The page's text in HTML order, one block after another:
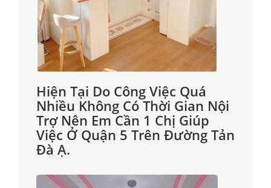
Hiện Tại Do Công Việc Quá
Nhiều Không Có Thời Gian Nội
Trợ Nên Em Cần 1 Chị Giúp
Việc Ở Quận 5 Trên Đường Tản
Đà Ạ.